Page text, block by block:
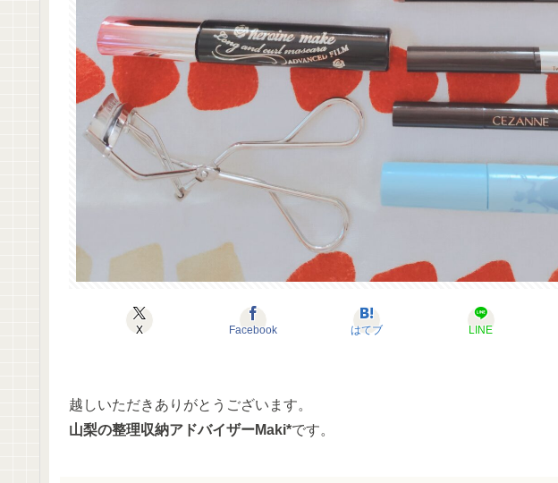
X Facebook はてブ LINE
越しいただきありがとうございます。
山梨の整理収納アドバイザーMaki*です。